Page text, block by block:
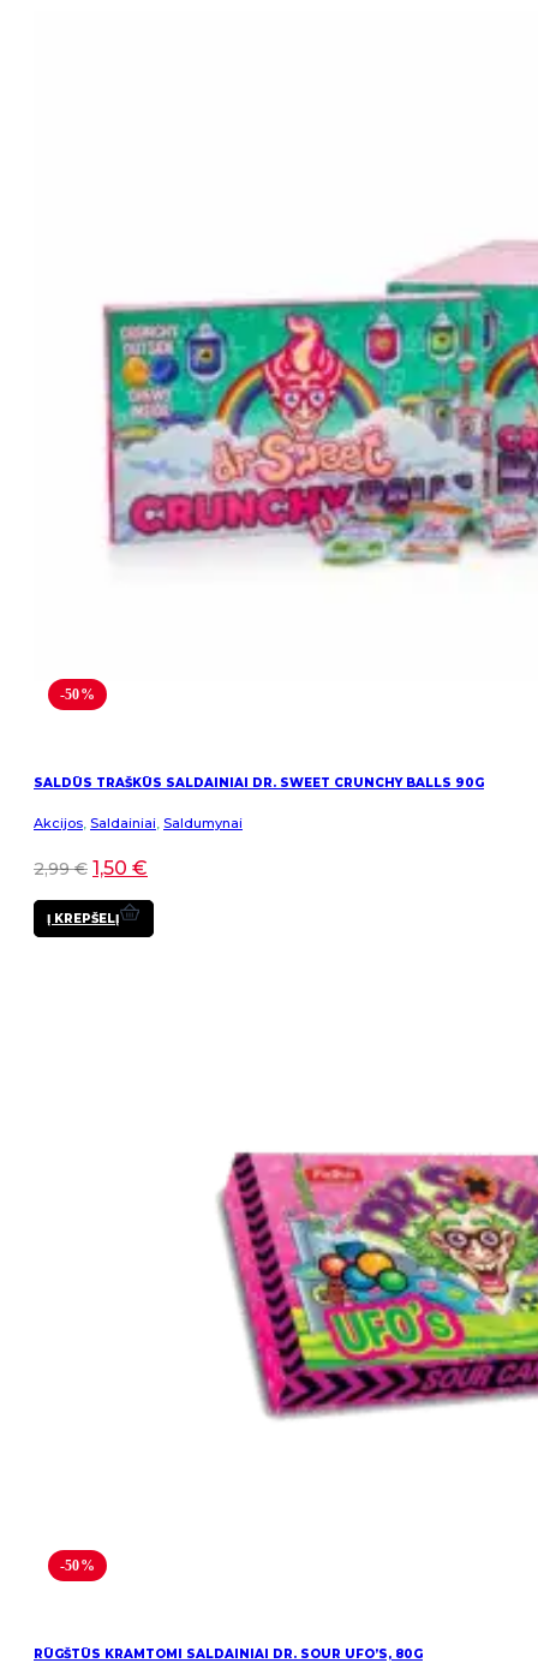
-50%
SALDŪS TRAŠKŪS SALDAINIAI DR. SWEET CRUNCHY BALLS 90G
Akcijos, Saldainiai, Saldumynai
2,99€ 1,50 €
Į KREPŠELĮ
-50%
RŪGŠTŪS KRAMTOMI SALDAINIAI DR. SOUR UFO’S, 80G